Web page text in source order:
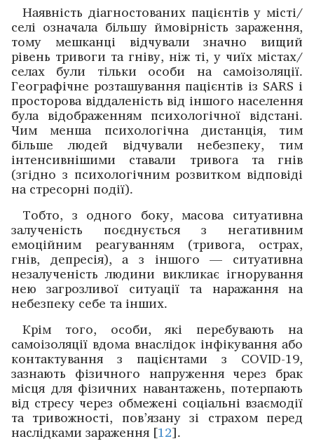
Наявність діагностованих пацієнтів у місті/
селі ­означала більшу ймовірність зараження,
тому ­мешканці відчували значно вищий
рівень тривоги та гніву, ніж ті, у чиїх містах/
селах були тільки особи на самоізоляції.
Геогра­фічне ­розташування паці­єнтів із SARS і
просторова віддаленість від іншого ­населення
була відображенням психо­логічної відстані.
Чим менша психологічна дистанція, тим
більше людей відчували небезпеку, тим
інтенсивні­шими ставали ­тривога та гнів
(згідно з психологічним розвитком відповіді
на ­стресорні події).
Тобто, з одного боку, масова ситуативна
залученість поєднується з негативним
емоційним реагуванням (­тривога, острах,
гнів, депресія), а з іншого — ситуативна
незалученість людини викликає ігнорування
нею загрозливої ситуації та наражання на
небезпеку себе та інших.
Крім того, особи, які перебувають на
самоізоляції ­вдома внаслідок інфікування або
контактування з ­пацієнтами з COVID-19,
зазнають фізичного напруження через брак
місця для фізичних навантажень, потерпають
від ­стресу через ­обмежені ­соціальні взаємодії
та тривож­ності, ­пов’язану зі страхом перед
наслідками зараження [12].